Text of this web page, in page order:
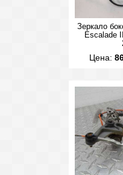
Зеркало
Escalade
Цена: